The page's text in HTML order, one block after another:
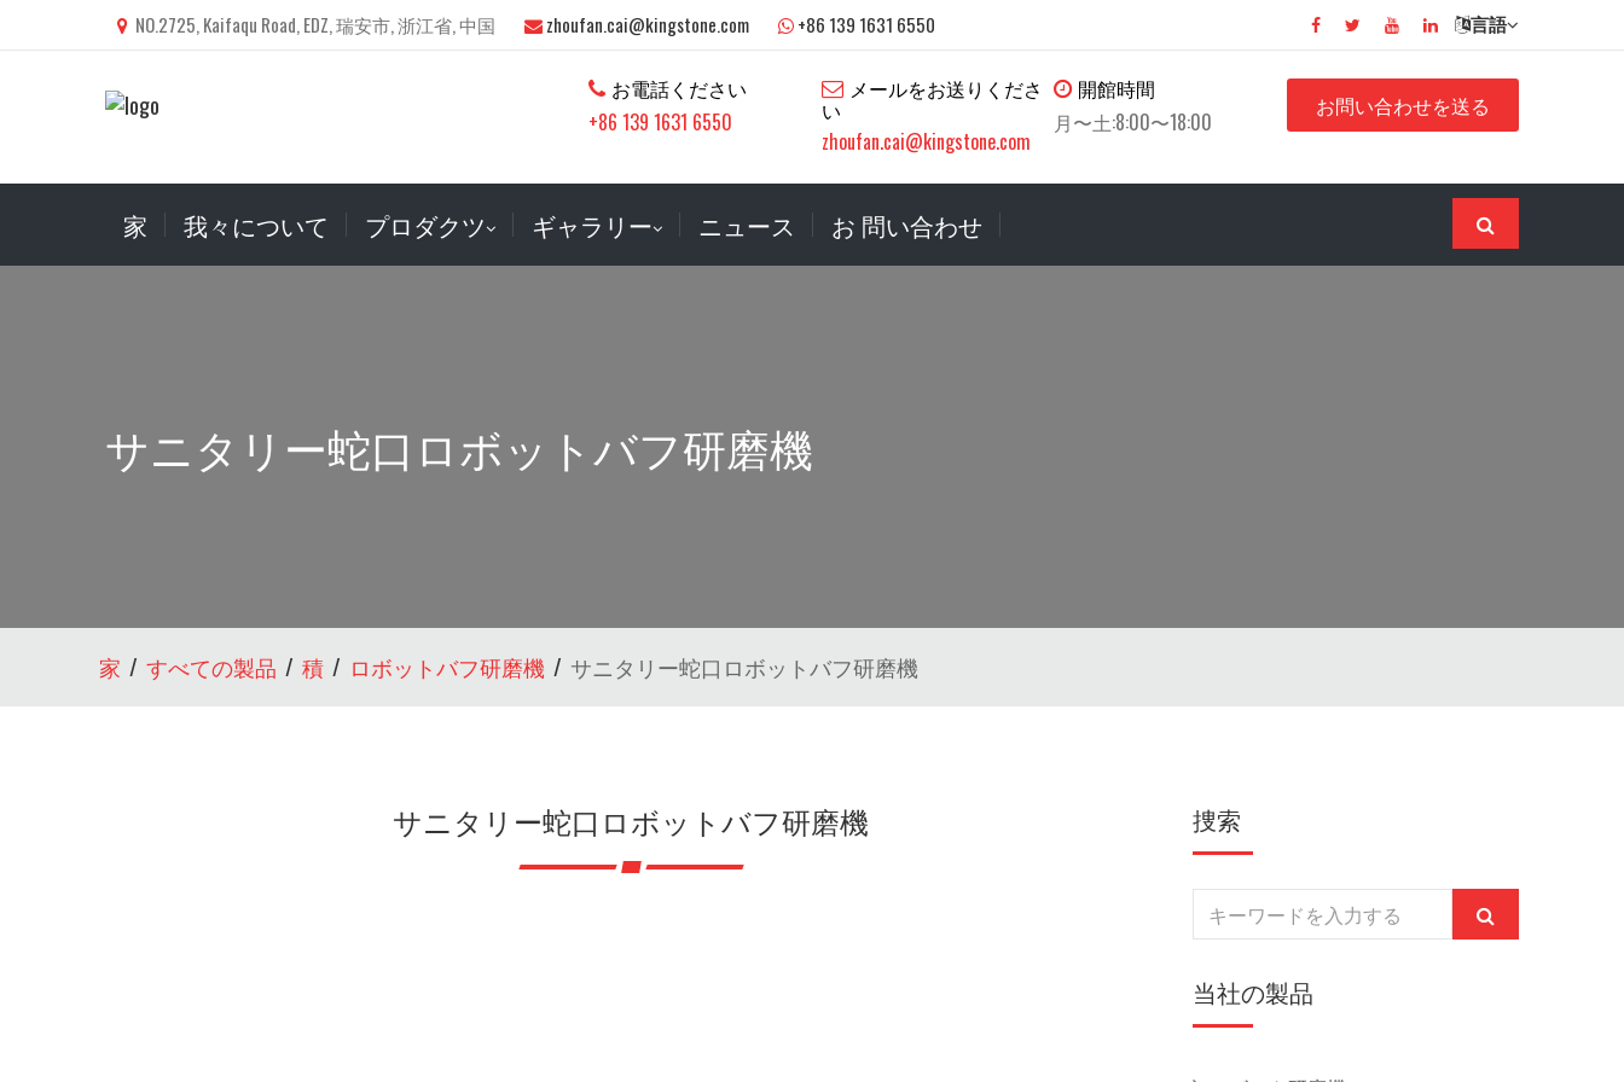
NO.2725, Kaifaqu Road, EDZ, 瑞安市, 浙江省, 中国 zhoufan.cai@kingstone.com +86 139 1631 6550 言語
お電話ください
+86 139 1631 6550
メールをお送りくださ
い
zhoufan.cai@kingstone.com
開館時間
月〜土:8:00〜18:00
お問い合わせを送る
家 我々について プロダクツ ギャラリー ニュース お 問い合わせ
サニタリー蛇口ロボットバフ研磨機
家 すべての製品 積 ロボットバフ研磨機 サニタリー蛇口ロボットバフ研磨機
サニタリー蛇口ロボットバフ研磨機 捜索
当社の製品